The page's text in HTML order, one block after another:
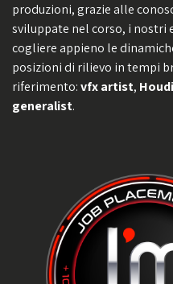
produzioni, grazie alle
sviluppate nel corso, i nostri
cogliere appieno le
posizioni di rilievo in tempi
riferimento:vfx artist,
generalist.